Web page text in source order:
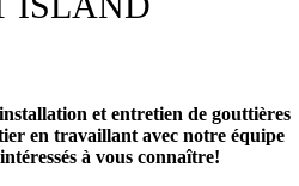
et entretien de gouttières
en travaillant avec notre équipe
à vous connaître!